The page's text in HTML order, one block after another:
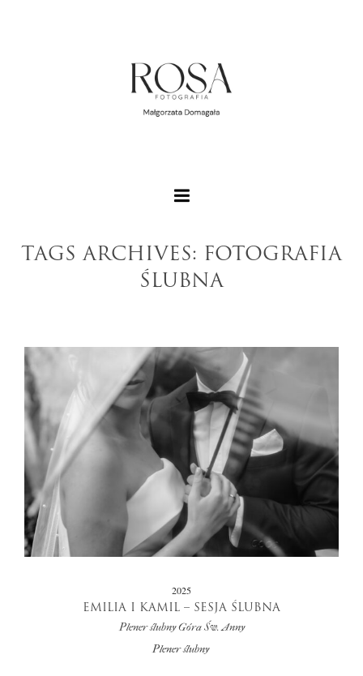
TAGS ARCHIVES: FOTOGRAFIA
ŚLUBNA
2025
EMILIA I KAMIL – SESJA ŚLUBNA
Plener ślubny Góra Św. Anny
Plener ślubny